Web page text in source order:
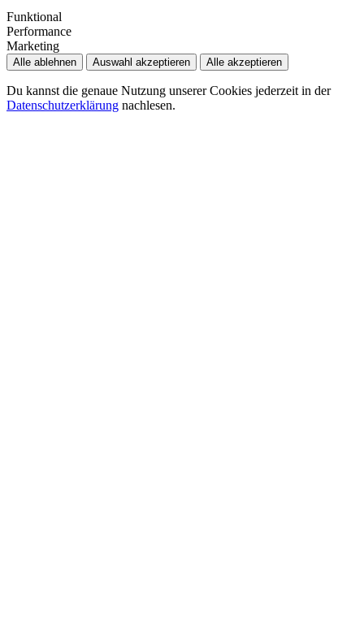
Funktional
Performance
Marketing
Alle ablehnen Auswahl akzeptieren Alle akzeptieren
Du kannst die genaue Nutzung unserer Cookies jederzeit in der
Datenschutzerklärung nachlesen.